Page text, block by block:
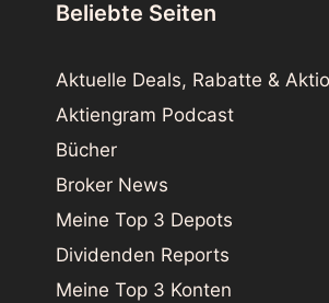
Beliebte Seiten
Aktuelle Deals, Rabatte &
Aktiengram Podcast
Bücher
Broker News
Meine Top 3 Depots
Dividenden Reports
Meine Top 3 Konten